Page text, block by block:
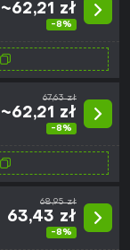
~62,21 zł
-8%
67,63 zł
~62,21 zł
-8%
68,95 zł
63,43 zł
-8%